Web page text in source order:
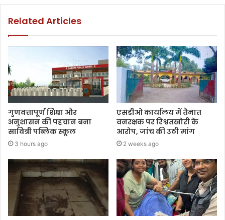
Related Articles
गुणवत्तापूर्ण शिक्षा और
अनुशासन की पहचान बना
सावित्री पब्लिक स्कूल
3 hours ago
एसडीओ कार्यालय में तैनात
वनरक्षक पर रिश्वतखोरी के
आरोप, जांच की उठी मांग
2 weeks ago